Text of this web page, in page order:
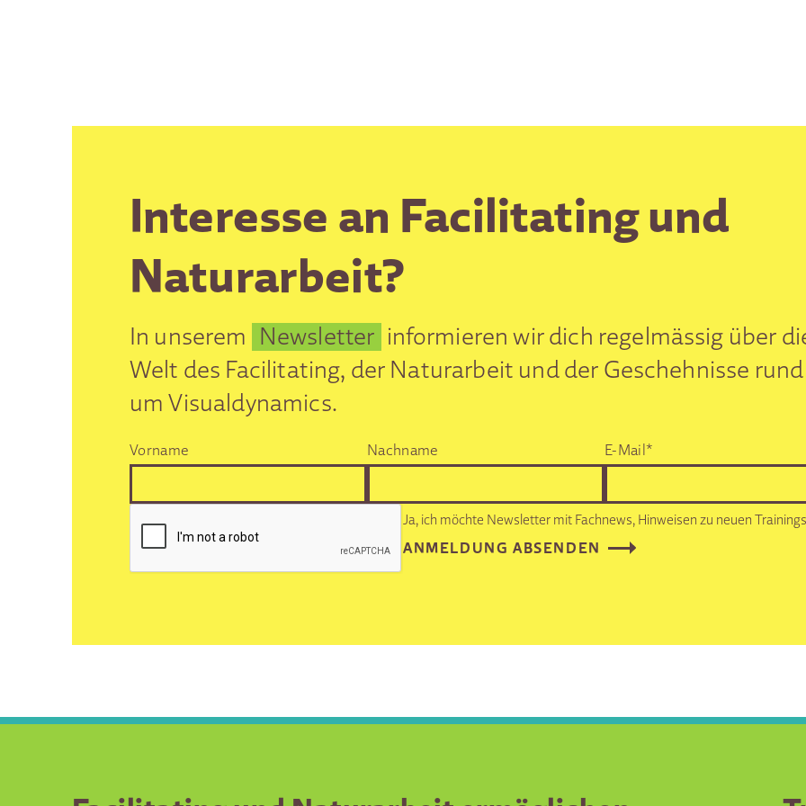
Interesse an Facilitating und
Naturarbeit?
In unserem Newsletter informieren wir dich regelmässig über
Welt des Facilitating, der Naturarbeit und der Geschehnisse rund
um Visualdynamics.
Vorname Nachname E-Mail*
Ja, ich möchte Newsletter mit Fachnews, Hinweisen zu neuen